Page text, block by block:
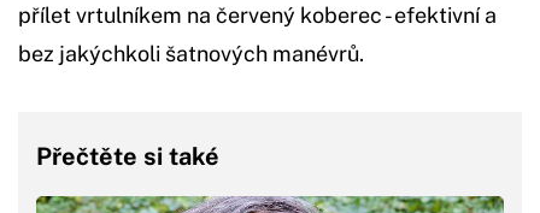
přílet vrtulníkem na červený koberec - efektivní a
bez jakýchkoli šatnových manévrů.
Přečtěte si také